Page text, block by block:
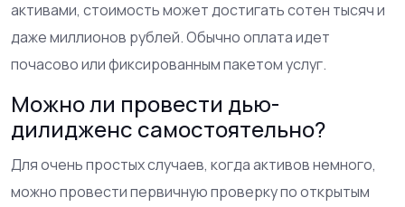
активами, стоимость может достигать сотен тысяч и
даже миллионов рублей. Обычно оплата идет
почасово или фиксированным пакетом услуг.
Можно ли провести дью-
дилидженс самостоятельно?
Для очень простых случаев, когда активов немного,
можно провести первичную проверку по открытым